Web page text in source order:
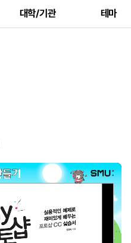
대학/기관 테마